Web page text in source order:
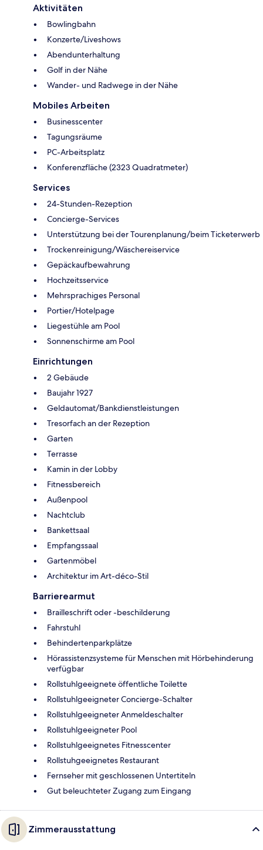
Aktivitäten
Bowlingbahn
Konzerte/Liveshows
Abendunterhaltung
Golf in der Nähe
Wander- und Radwege in der Nähe
Mobiles Arbeiten
Businesscenter
Tagungsräume
PC-Arbeitsplatz
Konferenzfläche (2323 Quadratmeter)
Services
24-Stunden-Rezeption
Concierge-Services
Unterstützung bei der Tourenplanung/beim Ticketerwerb
Trockenreinigung/Wäschereiservice
Gepäckaufbewahrung
Hochzeitsservice
Mehrsprachiges Personal
Portier/Hotelpage
Liegestühle am Pool
Sonnenschirme am Pool
Einrichtungen
2 Gebäude
Baujahr 1927
Geldautomat/Bankdienstleistungen
Tresorfach an der Rezeption
Garten
Terrasse
Kamin in der Lobby
Fitnessbereich
Außenpool
Nachtclub
Bankettsaal
Empfangssaal
Gartenmöbel
Architektur im Art-déco-Stil
Barrierearmut
Brailleschrift oder -beschilderung
Fahrstuhl
Behindertenparkplätze
Hörassistenzsysteme für Menschen mit Hörbehinderung
verfügbar
Rollstuhlgeeignete öffentliche Toilette
Rollstuhlgeeigneter Concierge-Schalter
Rollstuhlgeeigneter Anmeldeschalter
Rollstuhlgeeigneter Pool
Rollstuhlgeeignetes Fitnesscenter
Rollstuhgeeignetes Restaurant
Fernseher mit geschlossenen Untertiteln
Gut beleuchteter Zugang zum Eingang
Zimmerausstattung